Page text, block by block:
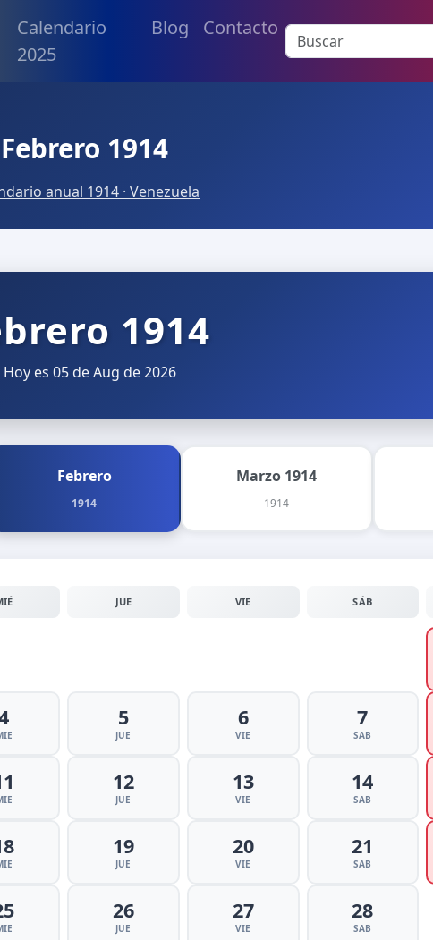
Calendario
2025
Blog Contacto
Febrero 1914
anual 1914 · Venezuela
1914
Hoy es 05 de Aug de 2026
Febrero
1914
Marzo 1914
1914
JUE VIE SÁB
5
JUE
6
VIE
7
SAB
12
JUE
13
VIE
14
SAB
19
JUE
20
VIE
21
SAB
26
JUE
27
VIE
28
SAB